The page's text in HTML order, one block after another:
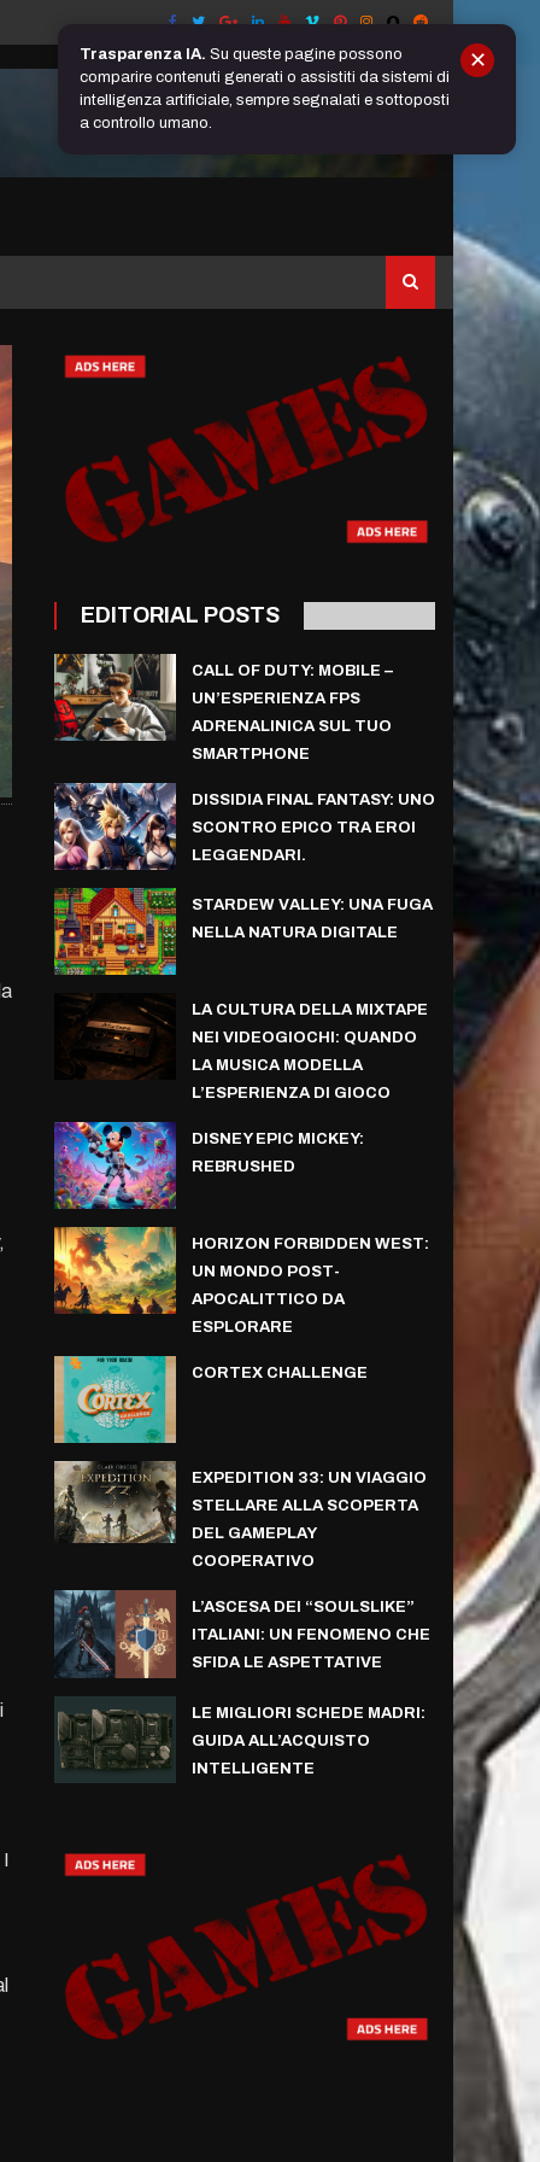
I
EDITORIAL POSTS
CALL OF DUTY: MOBILE –
UN’ESPERIENZA FPS
ADRENALINICA SUL TUO
SMARTPHONE
DISSIDIA FINAL FANTASY: UNO
SCONTRO EPICO TRA EROI
LEGGENDARI.
STARDEW VALLEY: UNA FUGA
NELLA NATURA DIGITALE
LA CULTURA DELLA MIXTAPE
NEI VIDEOGIOCHI: QUANDO
LA MUSICA MODELLA
L’ESPERIENZA DI GIOCO
DISNEY EPIC MICKEY:
REBRUSHED
HORIZON FORBIDDEN WEST:
UN MONDO POST-
APOCALITTICO DA
ESPLORARE
CORTEX CHALLENGE
EXPEDITION 33: UN VIAGGIO
STELLARE ALLA SCOPERTA
DEL GAMEPLAY
COOPERATIVO
L’ASCESA DEI “SOULSLIKE”
ITALIANI: UN FENOMENO CHE
SFIDA LE ASPETTATIVE
LE MIGLIORI SCHEDE MADRI:
GUIDA ALL’ACQUISTO
INTELLIGENTE
Trasparenza IA. Su queste pagine possono
comparire contenuti generati o assistiti da sistemi di
intelligenza artificiale, sempre segnalati e sottoposti
a controllo umano.
✕